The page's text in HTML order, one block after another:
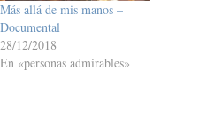
Más allá de mis manos –
Documental
28/12/2018
En «personas admirables»